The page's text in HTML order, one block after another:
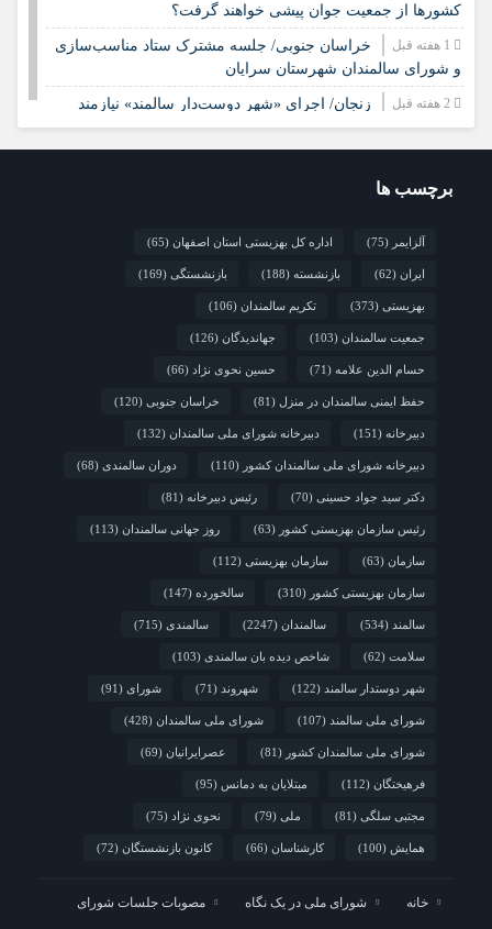
کشورها از جمعیت جوان پیشی خواهند گرفت؟
خراسان جنوبی/ جلسه مشترک ستاد مناسب‌سازی
و شورای سالمندان شهرستان سرایان
زنجان/ اجرای «شهر دوست‌دار سالمند» نیازمند
مشارکت همه دستگاه‌هاست
محلی و مشارکت اجتماعی
مورد چگونگی مشارکت رویکردهای جامعه‌محور در سالمندی سالم
فارس/ سه‌گانه افتتاح مراکز سالمندان در هفته
بهزیستی؛ پاسداشت مقام مادربزرگ‌ها و پدربزرگ‌ها
برچسب ها
آلزایمر (75) اداره کل بهزیستی استان اصفهان (65)
ایران (62) بازنشسته (188) بازنشستگی (169)
بهزیستی (373) تکریم سالمندان (106)
جمعیت سالمندان (103) جهاندیدگان (126)
حسام الدین علامه (71) حسین نحوی نژاد (66)
حفظ ایمنی سالمندان در منزل (81) خراسان جنوبی (120)
دبیرخانه (151) دبیرخانه شورای ملی سالمندان (132)
دبیرخانه شورای ملی سالمندان کشور (110) دوران سالمندی (68)
دکتر سید جواد حسینی (70) رئیس دبیرخانه (81)
رئیس سازمان بهزیستی کشور (63) روز جهانی سالمندان (113)
سازمان (63) سازمان بهزیستی (112)
سازمان بهزیستی کشور (310) سالخورده (147)
سالمند (534) سالمندان (2247) سالمندی (715)
سلامت (62) شاخص دیده بان سالمندی (103)
شهر دوستدار سالمند (122) شهروند (71) شورای (91)
شورای ملی سالمند (107) شورای ملی سالمندان (428)
شورای ملی سالمندان کشور (81) عصرایرانیان (69)
فرهیختگان (112) مبتلایان به دمانس (95)
مجتبی سلگی (81) ملی (79) نحوی نژاد (75)
همایش (100) کارشناسان (66) کانون بازنشستگان (72)
خانه شورای ملی در یک نگاه مصوبات جلسات شورای